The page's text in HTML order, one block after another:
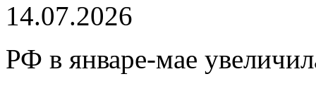
14.07.2026
РФ в январе-мае